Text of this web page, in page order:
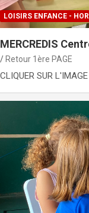
LOISIRS ENFANCE -
MERCREDIS
Retour 1ère PAGE
CLIQUER SUR